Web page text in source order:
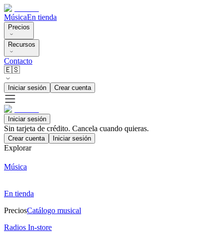
MúsicaEn tienda
Precios
Recursos
Contacto
🇪🇸
Iniciar sesión Crear cuenta
Iniciar sesión
Sin tarjeta de crédito. Cancela cuando quieras.
Crear cuenta Iniciar sesión
Explorar
Música
En tienda
PreciosCatálogo musical
Radios In-store